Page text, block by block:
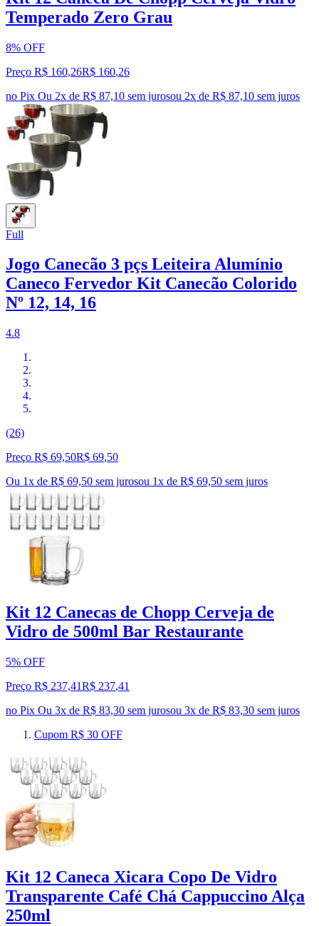
Temperado Zero Grau
8% OFF
Preço R$ 160,26R$ 160,26
no Pix Ou 2x de R$ 87,10 sem jurosou 2x de R$ 87,10 sem juros
Full
Jogo Canecão 3 pçs Leiteira Alumínio
Caneco Fervedor Kit Canecão Colorido
Nº 12, 14, 16
4.8
(26)
Preço R$ 69,50R$ 69,50
Ou 1x de R$ 69,50 sem jurosou 1x de R$ 69,50 sem juros
Kit 12 Canecas de Chopp Cerveja de
Vidro de 500ml Bar Restaurante
5% OFF
Preço R$ 237,41R$ 237,41
no Pix Ou 3x de R$ 83,30 sem jurosou 3x de R$ 83,30 sem juros
Cupom R$ 30 OFF
Kit 12 Caneca Xicara Copo De Vidro
Transparente Café Chá Cappuccino Alça
250ml